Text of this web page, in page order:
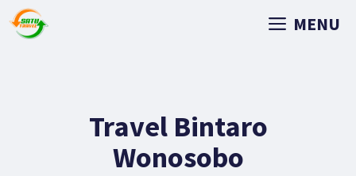
MENU
Travel Bintaro
Wonosobo